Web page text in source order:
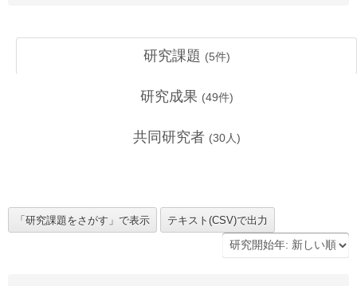
研究課題 (5件)
研究成果 (49件)
共同研究者 (30人)